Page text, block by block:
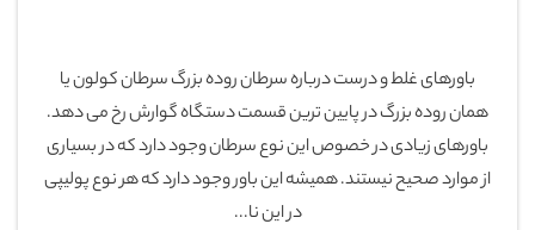
باورهای غلط و درست درباره سرطان روده بزرگ سرطان کولون یا
همان روده بزرگ در پایین ترین قسمت دستگاه گوارش رخ می دهد.
باورهای زیادی در خصوص این نوع سرطان وجود دارد که در بسیاری
از موارد صحیح نیستند. همیشه این باور وجود دارد که هر نوع پولیپی
در این نا...